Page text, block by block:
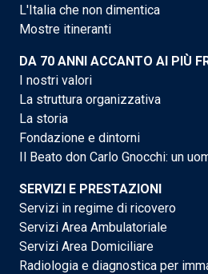
L'Italia che non dimentica
Mostre itineranti
DA 70 ANNI ACCANTO AI PIÙ
I nostri valori
La struttura organizzativa
La storia
Fondazione e dintorni
Il Beato don Carlo Gnocchi: un
SERVIZI E PRESTAZIONI
Servizi in regime di ricovero
Servizi Area Ambulatoriale
Servizi Area Domiciliare
Radiologia e diagnostica per